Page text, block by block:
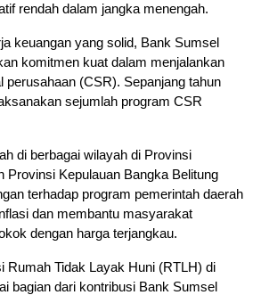
rendah dalam jangka menengah.
keuangan yang solid, Bank Sumsel
komitmen kuat dalam menjalankan
perusahaan (CSR). Sepanjang tahun
sejumlah program CSR
di berbagai wilayah di Provinsi
Provinsi Kepulauan Bangka Belitung
terhadap program pemerintah daerah
dan membantu masyarakat
dengan harga terjangkau.
Rumah Tidak Layak Huni (RTLH) di
bagian dari kontribusi Bank Sumsel